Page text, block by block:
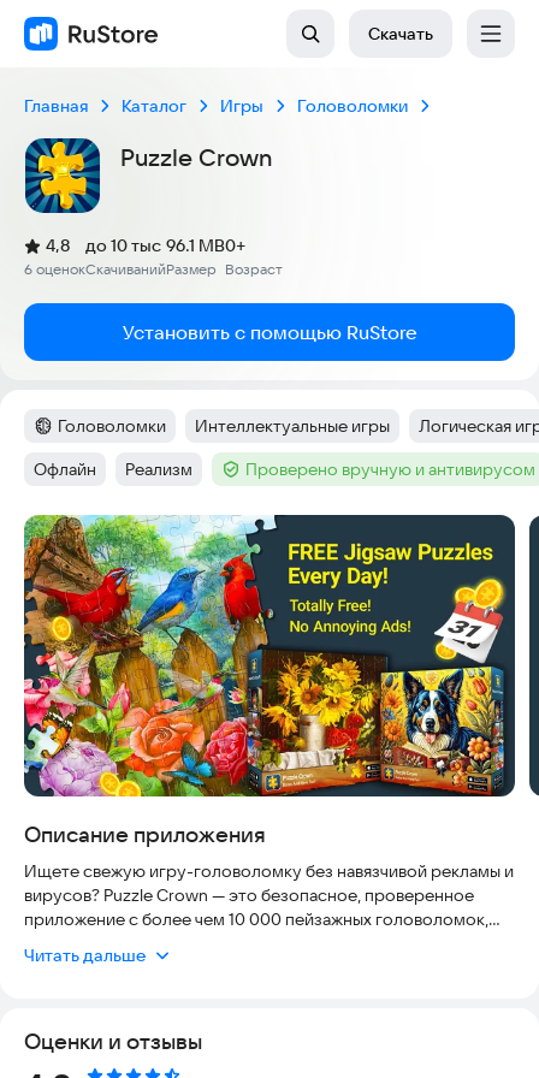
Скачать
Главная Каталог Игры Головоломки
Puzzle Crown
Рейтинг:
4,8
(
6 оценок
)
Скачиваний
до 10 тыс
Размер
96.1 MB
Возраст
0+
Установить с помощью RuStore
Категория:
Головоломки Тег:
Интеллектуальные игры Тег :
Логическая
Тег:
Офлайн Тег:
Реализм Тег :Проверено вручную и антивирусом
Скриншоты
Описание приложения
Ищете свежую игру-головоломку без навязчивой рекламы и
вирусов? Puzzle Crown — это безопасное, проверенное
приложение с более чем 10 000 пейзажных головоломок,
бесплатна, работает стабильно и гарантирует веселье для
современными устройствами, чтобы вы могли играть без
задержек и переживаний.
Читать дальше
Оценки и отзывы